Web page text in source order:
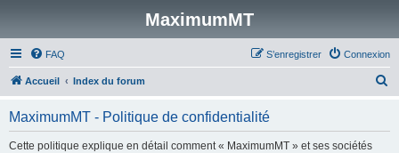
MaximumMT
FAQ Connexion
S’enregistrer
Accueil Index du forum
MaximumMT - Politique de confidentialité
Cette politique explique en détail comment « MaximumMT » et ses sociétés